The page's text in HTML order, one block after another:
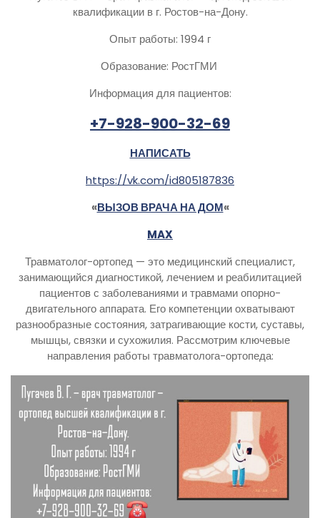
квалификации в г. Ростов-на-Дону.
Опыт работы: 1994 г
Образование: РостГМИ
Информация для пациентов:
+7-928-900-32-69
НАПИСАТЬ
https://vk.com/id805187836
«ВЫЗОВ ВРАЧА НА ДОМ«
MAX
Травматолог-ортопед — это медицинский специалист,
занимающийся диагностикой, лечением и реабилитацией
пациентов с заболеваниями и травмами опорно-
двигательного аппарата. Его компетенции охватывают
разнообразные состояния, затрагивающие кости, суставы,
мышцы, связки и сухожилия. Рассмотрим ключевые
направления работы травматолога-ортопеда: